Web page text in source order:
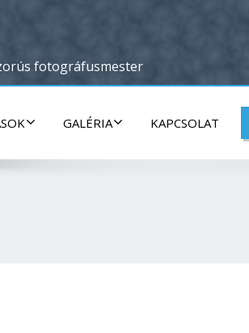
fotográfusmester
GALÉRIA KAPCSOLAT